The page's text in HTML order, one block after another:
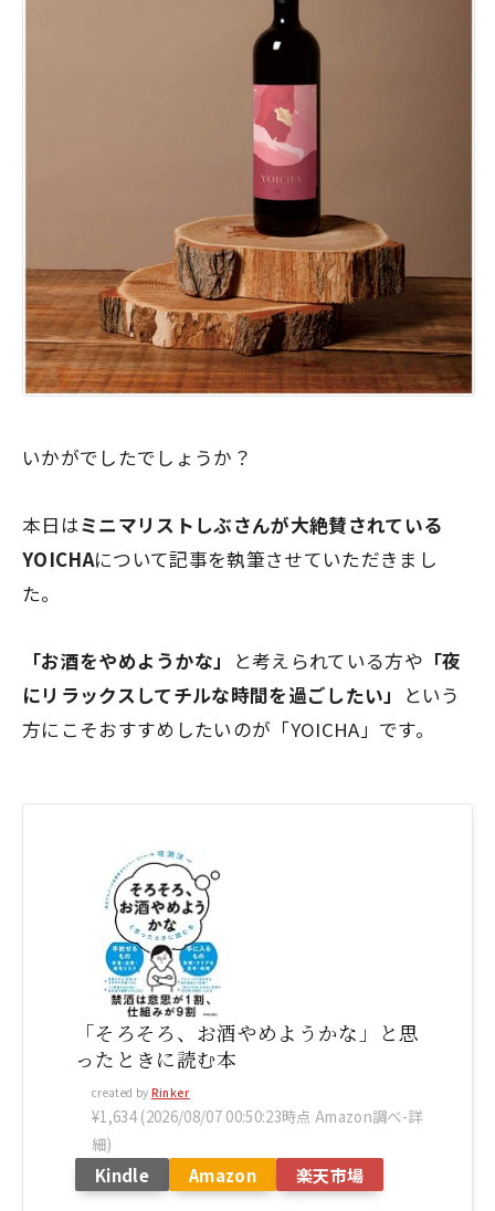
いかがでしたでしょうか？
本日はミニマリストしぶさんが大絶賛されている
YOICHAについて記事を執筆させていただきまし
た。
「お酒をやめようかな」 と考えられている方や 「夜
にリラックスしてチルな時間を過ごしたい」
という
方にこそおすすめしたいのが「YOICHA」です。
「そろそろ、お酒やめようかな」と思
ったときに読む本
created by Rinker
¥1,634(2026/08/07 00:50:23時点 Amazon調べ-詳
細)
Kindle Amazon 楽天市場